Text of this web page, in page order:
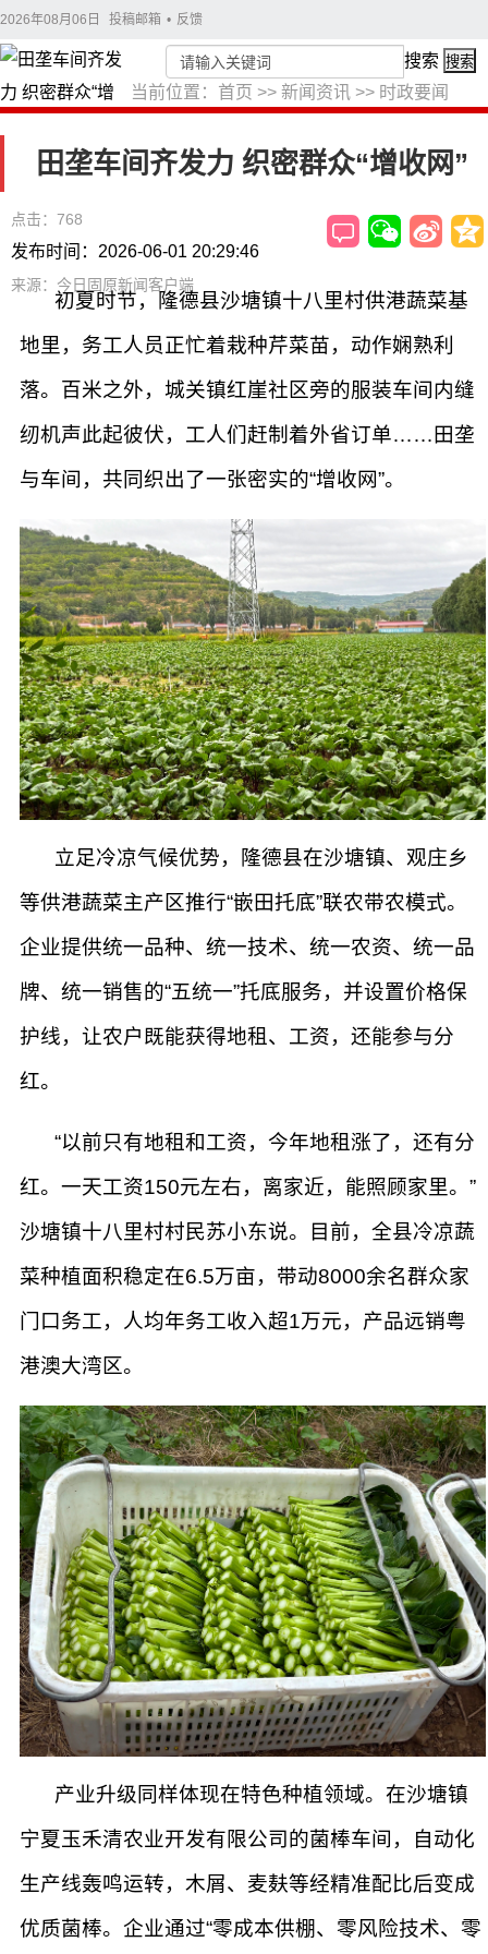
2026年08月06日 投稿邮箱 • 反馈
当前位置： 首页 >> 新闻资讯 >> 时政要闻
搜索 搜索
田垄车间齐发力 织密群众“增收网”
点击：768
发布时间：2026-06-01 20:29:46
来源：今日固原新闻客户端
初夏时节，隆德县沙塘镇十八里村供港蔬菜基
地里，务工人员正忙着栽种芹菜苗，动作娴熟利
落。百米之外，城关镇红崖社区旁的服装车间内缝
纫机声此起彼伏，工人们赶制着外省订单……田垄
与车间，共同织出了一张密实的“增收网”。
立足冷凉气候优势，隆德县在沙塘镇、观庄乡
等供港蔬菜主产区推行“嵌田托底”联农带农模式。
企业提供统一品种、统一技术、统一农资、统一品
牌、统一销售的“五统一”托底服务，并设置价格保
护线，让农户既能获得地租、工资，还能参与分
红。
“以前只有地租和工资，今年地租涨了，还有分
红。一天工资150元左右，离家近，能照顾家里。”
沙塘镇十八里村村民苏小东说。目前，全县冷凉蔬
菜种植面积稳定在6.5万亩，带动8000余名群众家
门口务工，人均年务工收入超1万元，产品远销粤
港澳大湾区。
产业升级同样体现在特色种植领域。在沙塘镇
宁夏玉禾清农业开发有限公司的菌棒车间，自动化
生产线轰鸣运转，木屑、麦麸等经精准配比后变成
优质菌棒。企业通过“零成本供棚、零风险技术、零